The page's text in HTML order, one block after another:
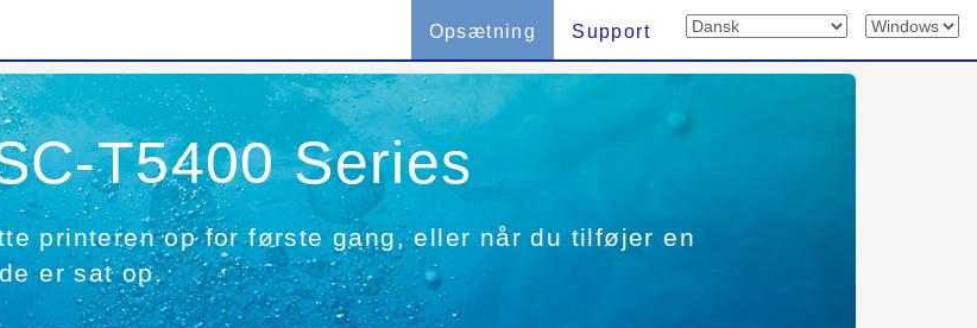
Opsætning Support
T5400 Series
printeren op for første gang, eller når du tilføjer en
er sat op.